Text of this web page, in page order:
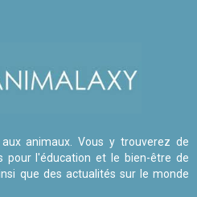
animaux. Vous y trouverez de
pour l'éducation et le bien-être de
que des actualités sur le monde